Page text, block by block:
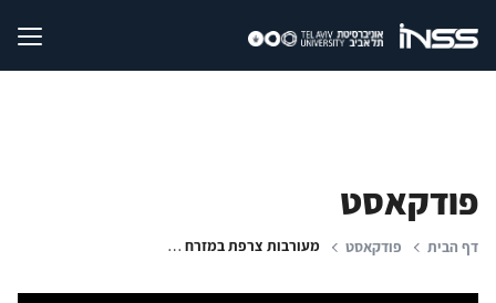
פודקאסט
דף הבית פודקאסט מעורבות צרפת במזרח הים התיכון: תמריצים ביטחוניים ומאבק על השפעה